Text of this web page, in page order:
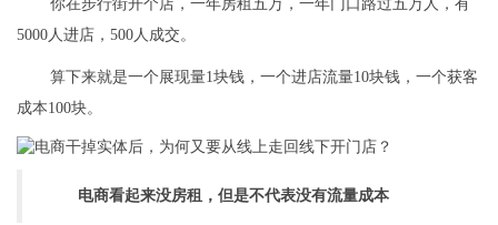
你在步行街开个店，一年房租五万，一年门口路过五万人，有
5000人进店，500人成交。
算下来就是一个展现量1块钱，一个进店流量10块钱，一个获客
成本100块。
电商看起来没房租，但是不代表没有流量成本